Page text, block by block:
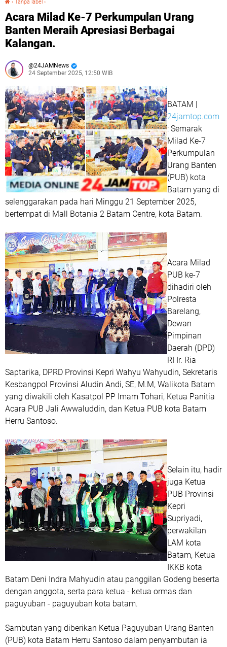
› Tanpa label ›
Acara Milad Ke-7 Perkumpulan Urang
Banten Meraih Apresiasi Berbagai
Kalangan.
24JAMNews
24 September 2025, 12:50 WIB
BATAM |
24jamtop.com
: Semarak
Milad Ke-7
Perkumpulan
Urang Banten
(PUB) kota
Batam yang di
selenggarakan pada hari Minggu 21 September 2025,
bertempat di Mall Botania 2 Batam Centre, kota Batam.
Acara Milad
PUB ke-7
dihadiri oleh
Polresta
Barelang,
Dewan
Pimpinan
Daerah (DPD)
RI Ir. Ria
Saptarika, DPRD Provinsi Kepri Wahyu Wahyudin, Sekretaris
Kesbangpol Provinsi Aludin Andi, SE, M.M, Walikota Batam
yang diwakili oleh Kasatpol PP Imam Tohari, Ketua Panitia
Acara PUB Jali Awwaluddin, dan Ketua PUB kota Batam
Herru Santoso.
Selain itu, hadir
juga Ketua
PUB Provinsi
Kepri
Supriyadi,
perwakilan
LAM kota
Batam, Ketua
IKKB kota
Batam Deni Indra Mahyudin atau panggilan Godeng beserta
dengan anggota, serta para ketua - ketua ormas dan
paguyuban - paguyuban kota batam.
Sambutan yang diberikan Ketua Paguyuban Urang Banten
(PUB) kota Batam Herru Santoso dalam penyambutan ia